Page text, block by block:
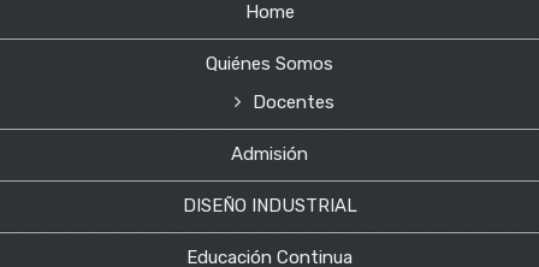
Home
Quiénes Somos
Docentes
Admisión
DISEÑO INDUSTRIAL
Educación Continua